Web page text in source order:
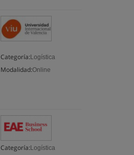
Categoría: Logística
Modalidad:Online
Categoría: Logística